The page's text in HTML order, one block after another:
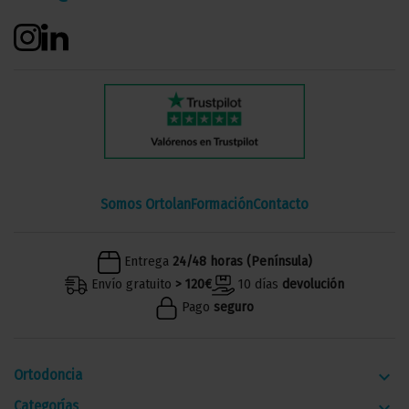
Somos OrtolanFormaciónContacto
Entrega 24/48 horas (Península)
Envío gratuito > 120€ 10 días devolución
Pago seguro
Ortodoncia keyboard_arrow_down